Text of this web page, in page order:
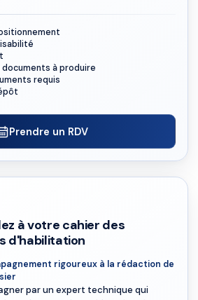
à produire
requis
Prendre un RDV
à votre cahier des
d'habilitation
rigoureux à la rédaction de
par un expert technique qui